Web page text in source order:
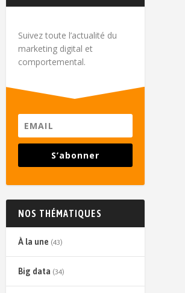
Suivez toute l’actualité du
marketing digital et
comportemental.
S’abonner
NOS THÉMATIQUES
À la une (43)
Big data (34)